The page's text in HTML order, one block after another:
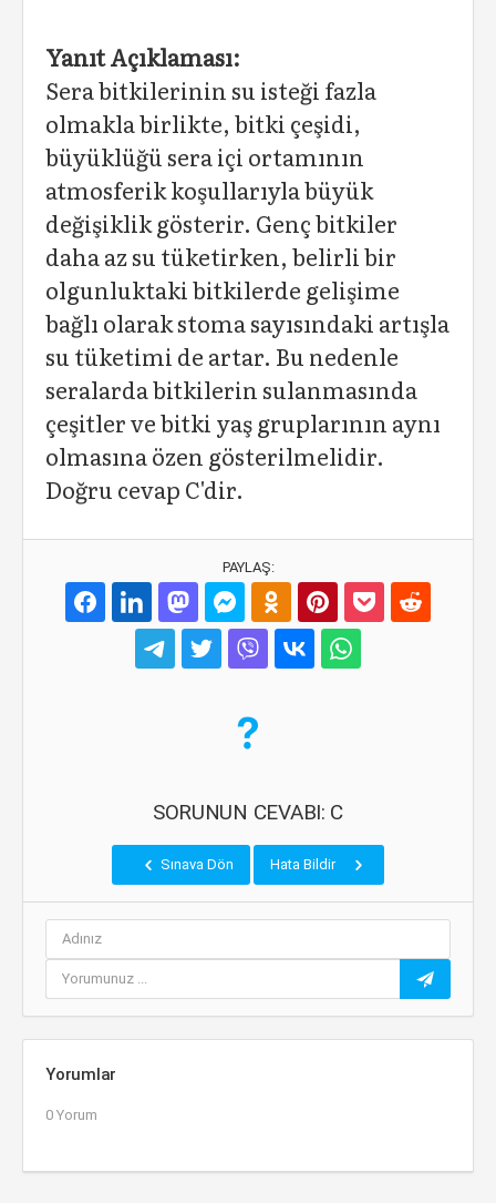
Yanıt Açıklaması:
Sera bitkilerinin su isteği fazla
olmakla birlikte, bitki çeşidi,
büyüklüğü sera içi ortamının
atmosferik koşullarıyla büyük
değişiklik gösterir. Genç bitkiler
daha az su tüketirken, belirli bir
olgunluktaki bitkilerde gelişime
bağlı olarak stoma sayısındaki artışla
su tüketimi de artar. Bu nedenle
seralarda bitkilerin sulanmasında
çeşitler ve bitki yaş gruplarının aynı
olmasına özen gösterilmelidir.
Doğru cevap C'dir.
PAYLAŞ:
SORUNUN CEVABI: C
Sınava Dön Hata Bildir
Yorumlar
0 Yorum